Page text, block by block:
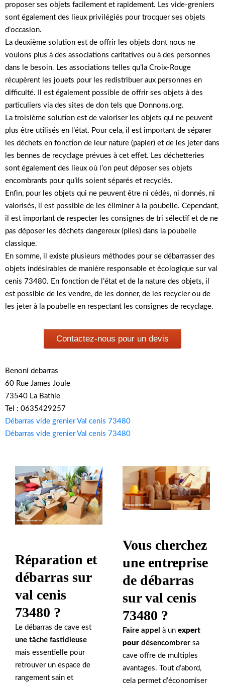
proposer ses objets facilement et rapidement. Les vide-greniers
sont également des lieux privilégiés pour trocquer ses objets
d’occasion.
La deuxième solution est de offrir les objets dont nous ne
voulons plus à des associations caritatives ou à des personnes
dans le besoin. Les associations telles qu’la Croix-Rouge
récupèrent les jouets pour les redistribuer aux personnes en
difficulté. Il est également possible de offrir ses objets à des
particuliers via des sites de don tels que Donnons.org.
La troisième solution est de valoriser les objets qui ne peuvent
plus être utilisés en l’état. Pour cela, il est important de séparer
les déchets en fonction de leur nature (papier) et de les jeter dans
les bennes de recyclage prévues à cet effet. Les déchetteries
sont également des lieux où l’on peut déposer ses objets
encombrants pour qu’ils soient séparés et recyclés.
Enfin, pour les objets qui ne peuvent être ni cédés, ni donnés, ni
valorisés, il est possible de les éliminer à la poubelle. Cependant,
il est important de respecter les consignes de tri sélectif et de ne
pas déposer les déchets dangereux (piles) dans la poubelle
classique.
En somme, il existe plusieurs méthodes pour se débarrasser des
objets indésirables de manière responsable et écologique sur val
cenis 73480. En fonction de l’état et de la nature des objets, il
est possible de les vendre, de les donner, de les recycler ou de
les jeter à la poubelle en respectant les consignes de recyclage.
Contactez-nous pour un devis
Benoni debarras
60 Rue James Joule
73540 La Bathie
Tel : 0635429257
Débarras vide grenier Val cenis 73480
Débarras vide grenier Val cenis 73480
Réparation et
débarras sur
val cenis
73480 ?
Le débarras de cave est
une tâche fastidieuse
mais essentielle pour
retrouver un espace de
rangement sain et
Vous cherchez
une entreprise
de débarras
sur val cenis
73480 ?
Faire appel à un expert
pour désencombrer sa
cave offre de multiples
avantages. Tout d’abord,
cela permet d’économiser